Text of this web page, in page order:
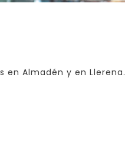
en Almadén y en Llerena.